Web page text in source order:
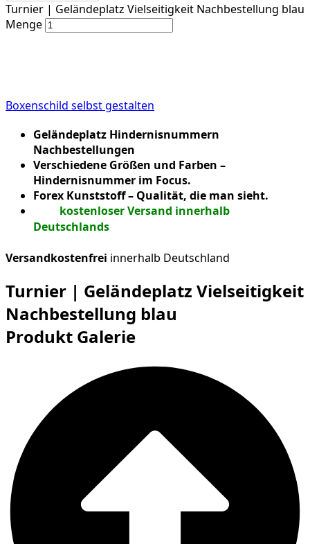
Turnier | Geländeplatz Vielseitigkeit Nachbestellung blau
Menge
Boxenschild selbst gestalten
Geländeplatz Hindernisnummern
Nachbestellungen
Verschiedene Größen und Farben –
Hindernisnummer im Focus.
Forex Kunststoff – Qualität, die man sieht.
kostenloser Versand innerhalb
Deutschlands
Versandkostenfrei innerhalb Deutschland
Turnier | Geländeplatz Vielseitigkeit
Nachbestellung blau
Produkt Galerie